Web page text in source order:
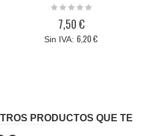
Rating:
7,50 €
6,20 €
PRODUCTOS QUE TE